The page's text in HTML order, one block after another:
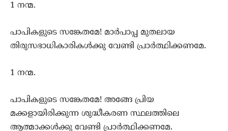
1 നന്മ.
പാപികളുടെ സങ്കേതമേ! മാര്‍പാപ്പ മുതലായ
തിരുസഭാധികാരികള്‍ക്കു വേണ്ടി പ്രാര്‍ത്ഥിക്കണമേ.
1 നന്മ.
പാപികളുടെ സങ്കേതമേ! അങ്ങേ പ്രിയ
മക്കളായിരിക്കുന്ന ശുദ്ധീകരണ സ്ഥലത്തിലെ
ആത്മാക്കള്‍ക്കു വേണ്ടി പ്രാര്‍ത്ഥിക്കണമേ.